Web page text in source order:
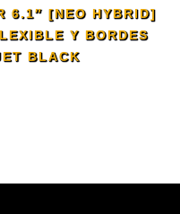
6.1″ [NEO HYBRID]
Y BORDES
BLACK